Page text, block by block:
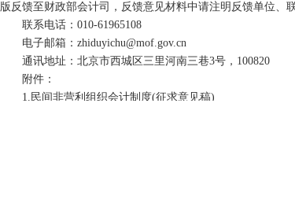
版反馈至财政部会计司，反馈意见材料中请注明反馈单位、
联系电话：010-61965108
电子邮箱：zhiduyichu@mof.gov.cn
通讯地址：北京市西城区三里河南三巷3号，100820
附件：
1.民间非营利组织会计制度(征求意见稿)